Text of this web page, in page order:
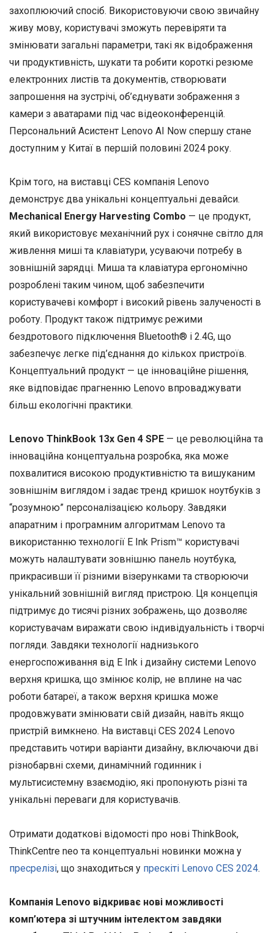
захоплюючий спосіб. Використовуючи свою звичайну
живу мову, користувачі зможуть перевіряти та
змінювати загальні параметри, такі як відображення
чи продуктивність, шукати та робити короткі резюме
електронних листів та документів, створювати
запрошення на зустрічі, об’єднувати зображення з
камери з аватарами під час відеоконференцій.
Персональний Асистент Lenovo AI Now спершу стане
доступним у Китаї в першій половині 2024 року.
Крім того, на виставці CES компанія Lenovo
демонструє два унікальні концептуальні девайси.
Mechanical Energy Harvesting Combo — це продукт,
який використовує механічний рух і сонячне світло для
живлення миші та клавіатури, усуваючи потребу в
зовнішній зарядці. Миша та клавіатура ергономічно
розроблені таким чином, щоб забезпечити
користувачеві комфорт і високий рівень залученості в
роботу. Продукт також підтримує режими
бездротового підключення Bluetooth® і 2.4G, що
забезпечує легке під’єднання до кількох пристроїв.
Концептуальний продукт — це інноваційне рішення,
яке відповідає прагненню Lenovo впроваджувати
більш екологічні практики.
Lenovo ThinkBook 13x Gen 4 SPE — це революційна та
інноваційна концептуальна розробка, яка може
похвалитися високою продуктивністю та вишуканим
зовнішнім виглядом і задає тренд кришок ноутбуків з
“розумною” персоналізацією кольору. Завдяки
апаратним і програмним алгоритмам Lenovo та
використанню технології E Ink Prism™ користувачі
можуть налаштувати зовнішню панель ноутбука,
прикрасивши її різними візерунками та створюючи
унікальний зовнішній вигляд пристрою. Ця концепція
підтримує до тисячі різних зображень, що дозволяє
користувачам виражати свою індивідуальність і творчі
погляди. Завдяки технології наднизького
енергоспоживання від E Ink і дизайну системи Lenovo
верхня кришка, що змінює колір, не вплине на час
роботи батареї, а також верхня кришка може
продовжувати змінювати свій дизайн, навіть якщо
пристрій вимкнено. На виставці CES 2024 Lenovo
представить чотири варіанти дизайну, включаючи дві
різнобарвні схеми, динамічний годинник і
мультисистемну взаємодію, які пропонують різні та
унікальні переваги для користувачів.
Отримати додаткові відомості про нові ThinkBook,
ThinkCentre neo та концептуальні новинки можна у
пресрелізі, що знаходиться у прескіті Lenovo CES 2024.
Компанія Lenovo відкриває нові можливості
комп’ютера зі штучним інтелектом завдяки